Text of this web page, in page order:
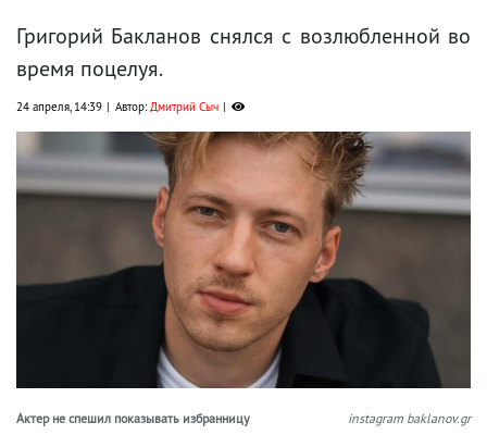
Григорий Бакланов снялся с возлюбленной во
время поцелуя.
24 апреля, 14:39 Автор:Дмитрий Сыч
Актер не спешил показывать избранницу instagram baklanov.gr